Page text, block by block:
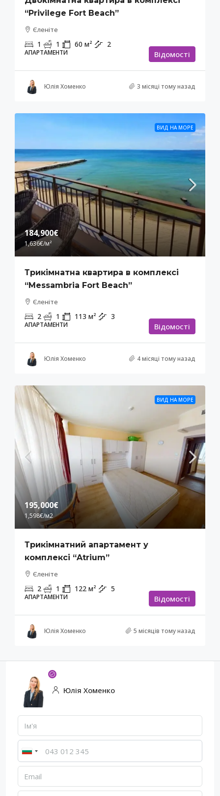
“Privilege Fort Beach”
Єленіте
1 1 60 м² 2
АПАРТАМЕНТИ Відомості
Юлія Хоменко 3 місяці тому назад
ВИД НА МОРЕ
184,900€
1,636€/м²
Трикімнатна квартира в комплексі
“Messambria Fort Beach”
Єленіте
2 1 113 м² 3
АПАРТАМЕНТИ Відомості
Юлія Хоменко 4 місяці тому назад
ВИД НА МОРЕ
195,000€
1,598€/м2
Трикімнатний апартамент у
комплексі “Atrium”
Єленіте
2 1 122 м² 5
АПАРТАМЕНТИ Відомості
Юлія Хоменко 5 місяців тому назад
Юлія Хоменко